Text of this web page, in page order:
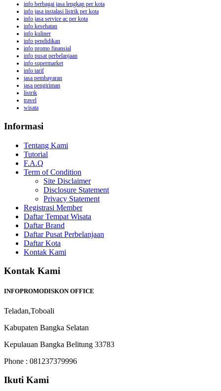
info berbagai jasa lengkap per kota
info jasa instalasi listrik per kota
info jasa service ac per kota
info kesehatan
info kuliner
info pendidikan
info promo finansial
info pusat perbelanjaan
info supermarket
info tarif
jasa pembayaran
jasa pengiriman
listrik
travel
wisata
Informasi
Tentang Kami
Tutorial
F.A.Q
Term of Condition
Site Disclaimer
Disclosure Statement
Privacy Statement
Registrasi Member
Daftar Tempat Wisata
Daftar Brand
Daftar Pusat Perbelanjaan
Daftar Kota
Kontak Kami
Kontak Kami
INFOPROMODISKON OFFICE
Teladan,Toboali
Kabupaten Bangka Selatan
Kepulauan Bangka Belitung 33783
Phone : 081237379996
Ikuti Kami